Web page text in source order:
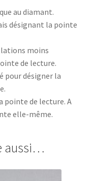
au diamant.
désignant la pointe
moins
de lecture.
pour désigner la
pointe de lecture. A
elle-même.
aussi…